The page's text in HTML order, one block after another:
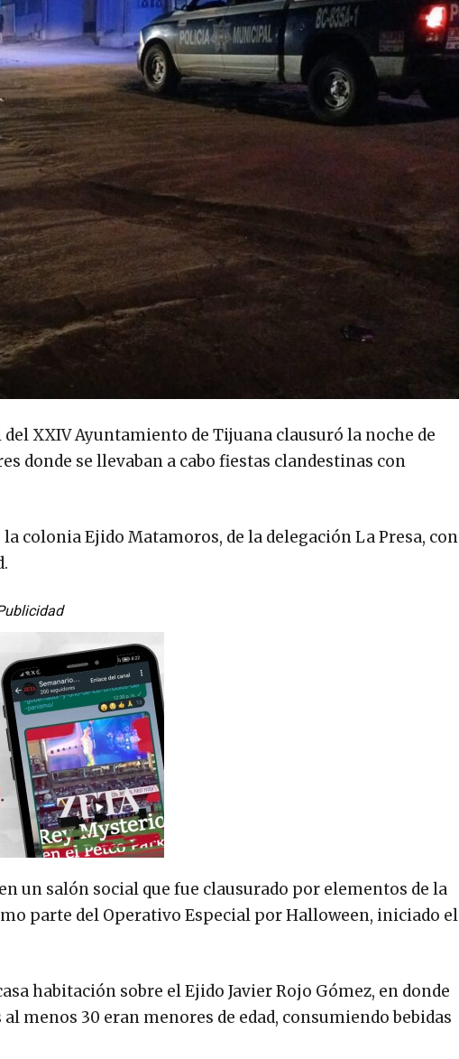
XXIV Ayuntamiento de Tijuana clausuró la noche de
donde se llevaban a cabo fiestas clandestinas con
colonia Ejido Matamoros, de la delegación La Presa, con
un salón social que fue clausurado por elementos de la
parte del Operativo Especial por Halloween, iniciado el
habitación sobre el Ejido Javier Rojo Gómez, en donde
menos 30 eran menores de edad, consumiendo bebidas